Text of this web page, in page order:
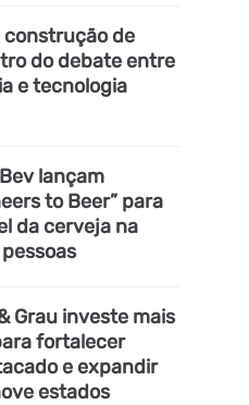
construção de
do debate entre
e tecnologia
lançam
to Beer” para
da cerveja na
Grau investe mais
fortalecer
e expandir
estados